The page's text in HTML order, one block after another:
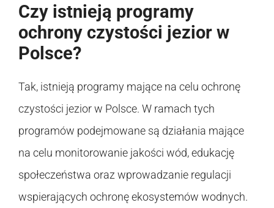
Czy istnieją programy
ochrony czystości jezior w
Polsce?
Tak, istnieją programy mające na celu ochronę
czystości jezior w Polsce. W ramach tych
programów podejmowane są działania mające
na celu monitorowanie jakości wód, edukację
społeczeństwa oraz wprowadzanie regulacji
wspierających ochronę ekosystemów wodnych.